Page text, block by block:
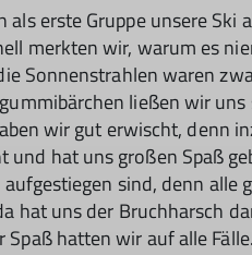
erste Gruppe unsere Ski
merkten wir, warum es
Sonnenstrahlen waren
ließen wir uns
wir gut erwischt, denn
hat uns großen Spaß
sind, denn alle
hat uns der Bruchharsch
hatten wir auf alle Fälle.